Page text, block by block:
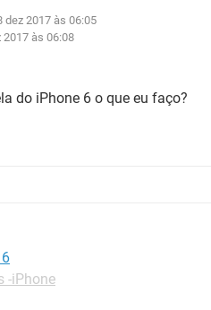
dez 2017 às 06:05
2017 às 06:08
do iPhone 6 o que eu faço?
-iPhone